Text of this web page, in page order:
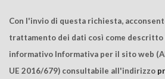
Con l'invio di questa richiesta,
trattamento dei dati così come descritto
informativo Informativa per il sito web
UE 2016/679) consultabile all'indirizzo